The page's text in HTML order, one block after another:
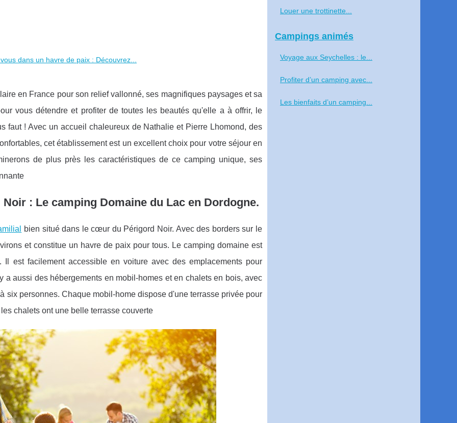
dans un havre de paix : Découvrez...
en France pour son relief vallonné, ses magnifiques paysages et sa
vous détendre et profiter de toutes les beautés qu'elle a à offrir, le
faut ! Avec un accueil chaleureux de Nathalie et Pierre Lhomond, des
cet établissement est un excellent choix pour votre séjour en
de plus près les caractéristiques de ce camping unique, ses
: Le camping Domaine du Lac en Dordogne.
bien situé dans le cœur du Périgord Noir. Avec des borders sur le
et constitue un havre de paix pour tous. Le camping domaine est
est facilement accessible en voiture avec des emplacements pour
a aussi des hébergements en mobil-homes et en chalets en bois, avec
six personnes. Chaque mobil-home dispose d'une terrasse privée pour
chalets ont une belle terrasse couverte
Louer une trottinette...
Campings animés
Voyage aux Seychelles : le...
Profiter d’un camping avec...
Les bienfaits d’un camping...